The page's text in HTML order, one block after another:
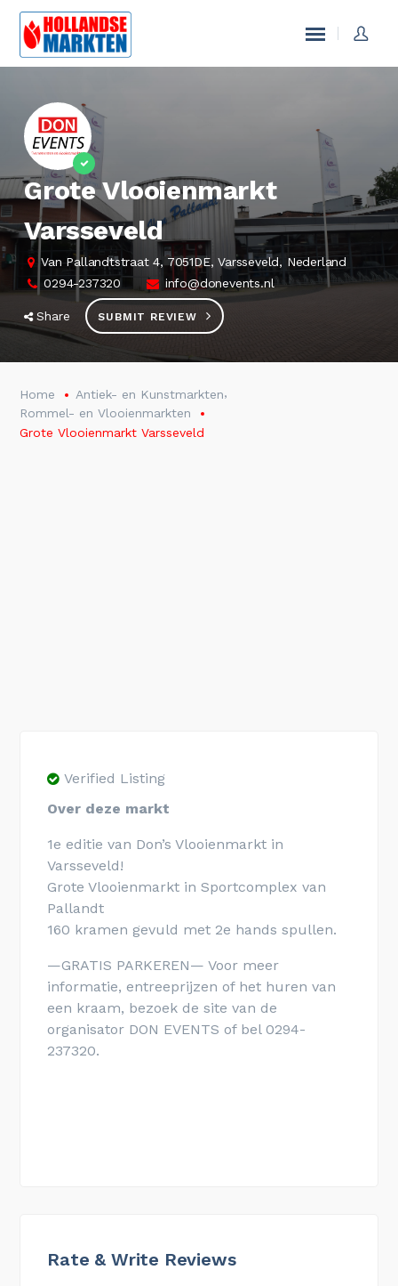
Grote Vlooienmarkt
Varsseveld
Van Pallandtstraat 4, 7051DE, Varsseveld, Nederland
0294-237320
info@donevents.nl
Share SUBMIT REVIEW
Home Antiek- en Kunstmarkten,
Rommel- en Vlooienmarkten
Grote Vlooienmarkt Varsseveld
Verified Listing
Over deze markt
1e editie van Don’s Vlooienmarkt in
Varsseveld!
Grote Vlooienmarkt in Sportcomplex van
Pallandt
160 kramen gevuld met 2e hands spullen.
—GRATIS PARKEREN— Voor meer
informatie, entreeprijzen of het huren van
een kraam, bezoek de site van de
organisator DON EVENTS of bel 0294-
237320.
Rate & Write Reviews